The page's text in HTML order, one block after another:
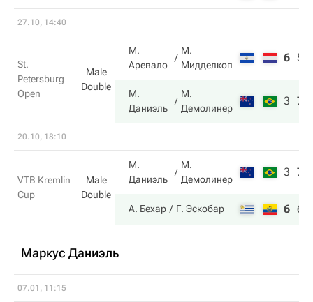
27.10, 14:40
St.
Petersburg
Open
Male
Double
М.
Аревало
М.
Мидделкоп
6 5
М.
Даниэль
М.
Демолинер
3 7
20.10, 18:10
VTB Kremlin
Cup
Male
Double
М.
Даниэль
М.
Демолинер
3 7
А. Бехар Г. Эскобар 6 6
Маркус Даниэль
07.01, 11:15